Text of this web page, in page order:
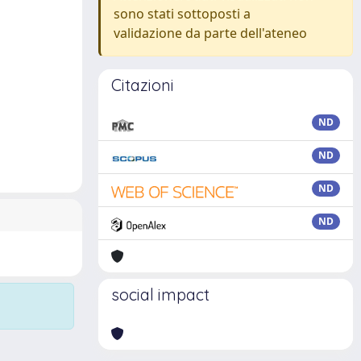
sono stati sottoposti a
validazione da parte dell'ateneo
Citazioni
ND
ND
ND
ND
social impact